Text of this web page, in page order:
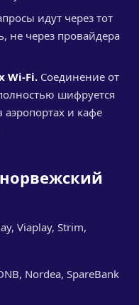
идут через тот
не через провайдера
Wi-Fi. Соединение от
шифруется
и кафе
Viaplay, Strim,
Nordea, SpareBank